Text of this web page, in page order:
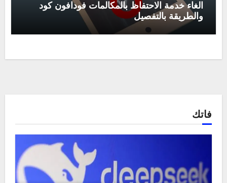
الغاء خدمة الاحتفاظ بالمكالمات فودافون كود
والطريقة بالتفصيل
فاتك